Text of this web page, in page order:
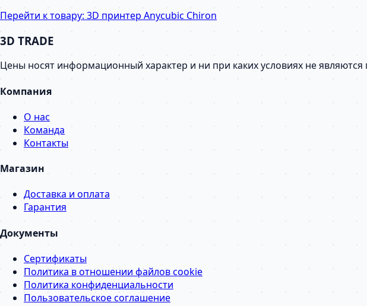
Перейти к товару: 3D принтер Anycubic Chiron
3D TRADE
Цены носят информационный характер и ни при каких условиях не
Компания
О нас
Команда
Контакты
Магазин
Доставка и оплата
Гарантия
Документы
Сертификаты
Политика в отношении файлов cookie
Политика конфиденциальности
Пользовательское соглашение